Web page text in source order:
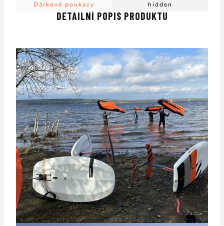
DETAILNÍ POPIS PRODUKTU
Dárkové poukazy hidden